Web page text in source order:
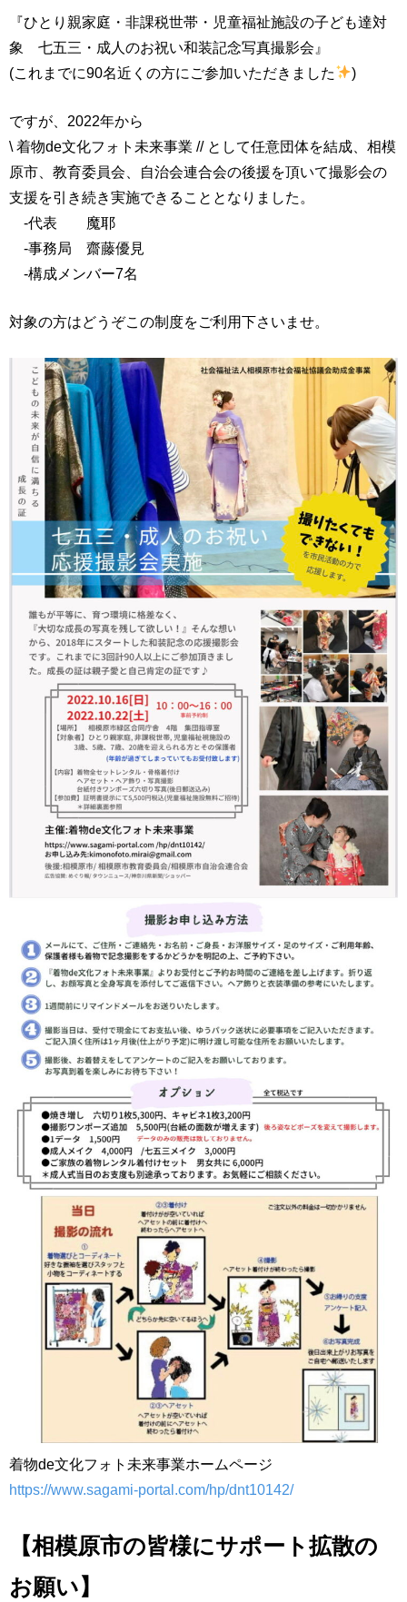
『ひとり親家庭・非課税世帯・児童福祉施設の子ども達対
象 七五三・成人のお祝い和装記念写真撮影会』
(これまでに90名近くの方にご参加いただきました
)
ですが、2022年から
\ 着物de文化フォト未来事業 // として任意団体を結成、相模
原市、教育委員会、自治会連合会の後援を頂いて撮影会の
支援を引き続き実施できることとなりました。
-代表 魔耶
-事務局 齋藤優見
-構成メンバー7名
対象の方はどうぞこの制度をご利用下さいませ。
着物de文化フォト未来事業ホームページ
https://www.sagami-portal.com/hp/dnt10142/
【相模原市の皆様にサポート拡散の
お願い】